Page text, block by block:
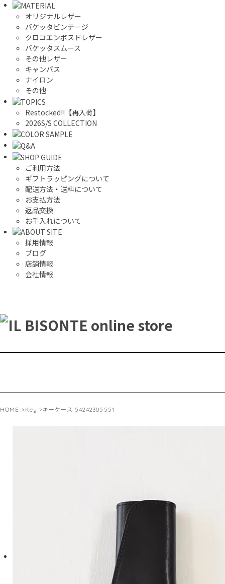
オリジナルレザー
バケッタビンテージ
クロコエンボスドレザー
バケッタスムース
その他レザー
キャンバス
ナイロン
その他
Restocked!!【再入荷】
2026S/S COLLECTION
ご利用方法
ギフトラッピングについて
配送方法・送料について
お支払方法
返品交換
お手入れについて
採用情報
ブログ
店舗情報
会社情報
HOME >Key >キーケース 54242305551